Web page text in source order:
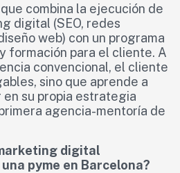
combina la ejecución de
digital (SEO, redes
web) con un programa
formación para el cliente. A
convencional, el cliente
sino que aprende a
su propia estrategia
agencia-mentoría de
digital
pyme en Barcelona?